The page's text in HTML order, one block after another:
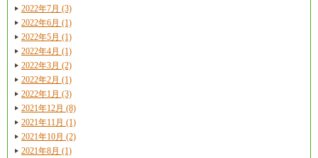
2022年7月 (3)
2022年6月 (1)
2022年5月 (1)
2022年4月 (1)
2022年3月 (2)
2022年2月 (1)
2022年1月 (3)
2021年12月 (8)
2021年11月 (1)
2021年10月 (2)
2021年8月 (1)